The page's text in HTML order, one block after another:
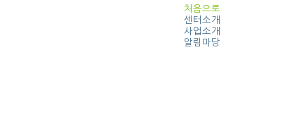
처음으로
센터소개
사업소개
알림마당